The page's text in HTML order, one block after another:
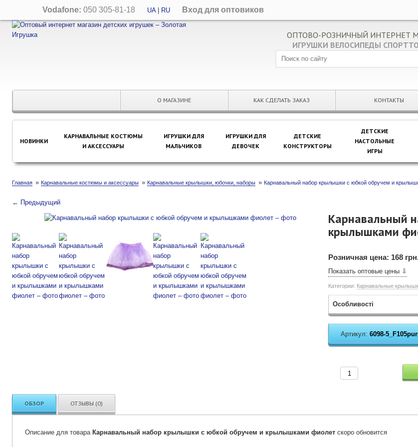
Vodafone: 050 305-81-18 UA| RU Вход для оптовиков
ОПТОВО-РОЗНИЧНЫЙ ИНТЕРНЕТ
ИГРУШКИ ВЕЛОСИПЕДЫ
О МАГАЗИНЕ КАК СДЕЛАТЬ ЗАКАЗ КОНТАКТЫ
НОВИНКИ
КАРНАВАЛЬНЫЕ КОСТЮМЫ
И АКСЕССУАРЫ
ИГРУШКИ ДЛЯ
МАЛЬЧИКОВ
ИГРУШКИ ДЛЯ
ДЕВОЧЕК
ДЕТСКИЕ
КОНСТРУКТОРЫ
ДЕТСКИЕ
НАСТОЛЬНЫЕ
ИГРЫ
Главная » Карнавальные костюмы и аксессуары » Карнавальные крылышки, юбочки, наборы » Карнавальный набор крылышки с юбкой обручем и
← Предыдущий
Карнавальный
крылышками
Розничная цена: 168
Показать оптовые цены ⇩
Категории: Карнавальные
Особливості
Артикул:6098-
ОБЗОР ОТЗЫВЫ (0)
Описание для товара Карнавальный набор крылышки с юбкой обручем и крылышками фиолет скоро обновится